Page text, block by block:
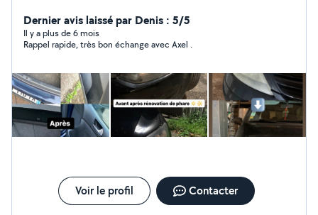
traitons chaque espace comme le notre. De la propreté
éclatante de votre véhicule aux finitions impeccables de
votre mobilier en tissu, en passant par des vitres
attentes. Notre objectif est de répondre à votre
besoin, de rester en communication avec vous et
garder toute transparence sur le terrain. Nous sommes
spécialisés en nettoyage Airbnb /auto / mobilier
(canapé, matelas, ..) / appartement / locaux et vitres
Dernier avis laissé par Denis : 5/5
Il y a plus de 6 mois
Rappel rapide, très bon échange avec Axel .
Voir le profil Contacter